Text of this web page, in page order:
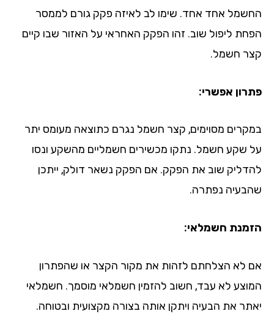
אחד אחד. שימו לב לאיזה פקק גורם לממסר
ליפול שוב. זהו הפקק האחראי על האזור שבו קיים
חשמל.
אפשרי:
מסוימים, קצר חשמל נגרם כתוצאה מעומס יתר
שקע חשמל. נתקו מכשירים חשמליים מהשקע ונסו
שוב את הפקק. אם הפקק נשאר דולק, ייתכן
נפתרה.
חשמלאי:
לא הצלחתם לזהות את מקור הקצר או שהפתרון
לא עבד, חשוב להזמין חשמלאי מוסמך. חשמלאי
את הבעיה ויתקן אותה בצורה מקצועית ובטוחה.